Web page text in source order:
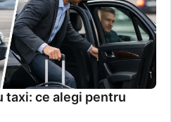
taxi: ce alegi pentru